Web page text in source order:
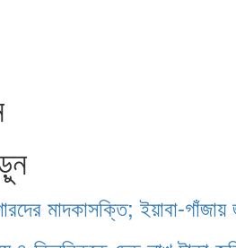
মাদকাসক্তি; ইয়াবা-